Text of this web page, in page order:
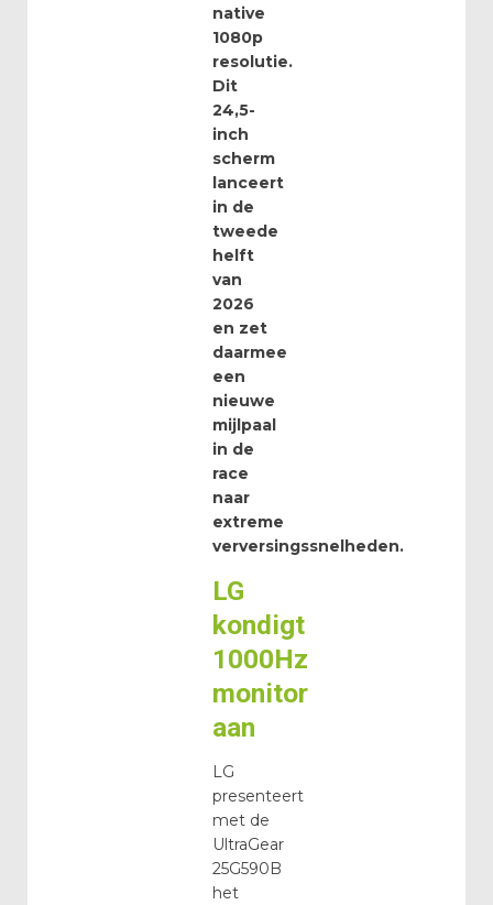
native
1080p
resolutie.
Dit
24,5-
inch
scherm
lanceert
in de
tweede
helft
van
2026
en zet
daarmee
een
nieuwe
mijlpaal
in de
race
naar
extreme
verversingssnelheden.
LG
kondigt
1000Hz
monitor
aan
LG
presenteert
met de
UltraGear
25G590B
het